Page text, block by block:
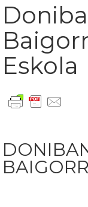
Eskola